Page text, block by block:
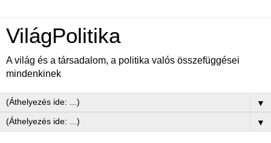
VilágPolitika
A világ és a társadalom, a politika valós összefüggései
mindenkinek
▼
▼